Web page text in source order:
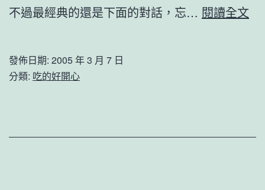
不過最經典的還是下面的對話，忘… 閱讀全文
發佈日期: 2005 年 3 月 7 日
分類: 吃的好開心